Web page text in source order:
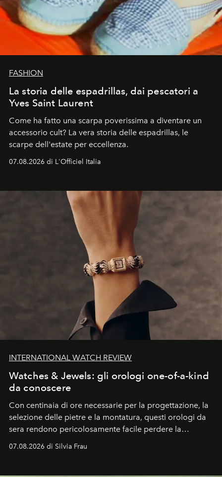
FASHION
La storia delle espadrillas, dai pescatori a
Yves Saint Laurent
Come ha fatto una scarpa poverissima a diventare un
accessorio cult? La vera storia delle espadrillas, le
scarpe dell'estate per eccellenza.
07.08.2026 di L'Officiel Italia
INTERNATIONAL WATCH REVIEW
Watches & Jewels: gli orologi one-of-a-kind
da conoscere
Con centinaia di ore necessarie per la progettazione, la
selezione delle pietre e la montatura, questi orologi da
sera rendono pericolosamente facile perdere la
cognizione del tempo. Ma con quadranti così
07.08.2026 di Silvia Frau